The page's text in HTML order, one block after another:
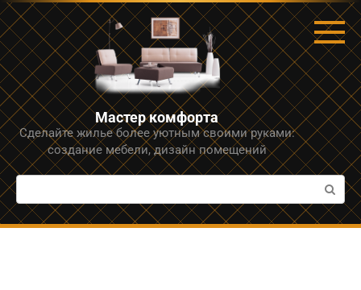
Перейти
к
контенту
Мастер комфорта
Сделайте жилье более уютным своими руками:
создание мебели, дизайн помещений
Поиск: